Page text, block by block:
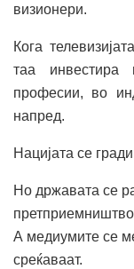
визионери.
Кога
таа инвестира
професии, во
напред.
Нацијата се
Но државата се
А медиумите се
среќаваат.